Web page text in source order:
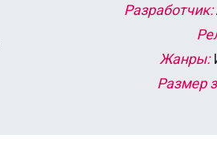
Разработчик:
Жанры:
Размер